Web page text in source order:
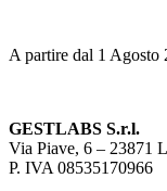
A partire dal 1 Agosto
GESTLABS S.r.l.
Via Piave, 6 – 23871
P. IVA 08535170966